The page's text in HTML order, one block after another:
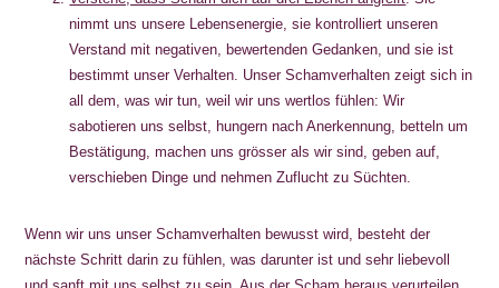
nimmt uns unsere Lebensenergie, sie kontrolliert unseren
Verstand mit negativen, bewertenden Gedanken, und sie ist
bestimmt unser Verhalten. Unser Schamverhalten zeigt sich in
all dem, was wir tun, weil wir uns wertlos fühlen: Wir
sabotieren uns selbst, hungern nach Anerkennung, betteln um
Bestätigung, machen uns grösser als wir sind, geben auf,
verschieben Dinge und nehmen Zuflucht zu Süchten.
Wenn wir uns unser Schamverhalten bewusst wird, besteht der
nächste Schritt darin zu fühlen, was darunter ist und sehr liebevoll